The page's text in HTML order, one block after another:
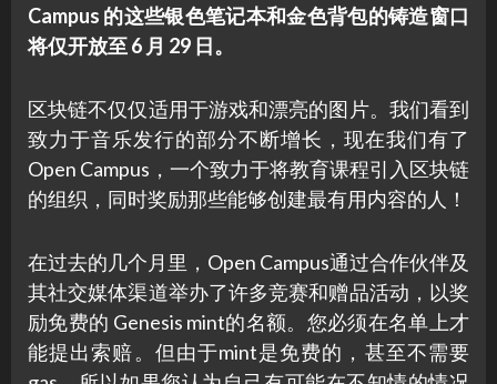
Campus 的这些银色笔记本和金色背包的铸造窗口
将仅开放至 6 月 29 日。
区块链不仅仅适用于游戏和漂亮的图片。我们看到
致力于音乐发行的部分不断增长，现在我们有了
Open Campus，一个致力于将教育课程引入区块链
的组织，同时奖励那些能够创建最有用内容的人！
在过去的几个月里，Open Campus通过合作伙伴及
其社交媒体渠道举办了许多竞赛和赠品活动，以奖
励免费的 Genesis mint的名额。您必须在名单上才
能提出索赔。但由于mint是免费的，甚至不需要